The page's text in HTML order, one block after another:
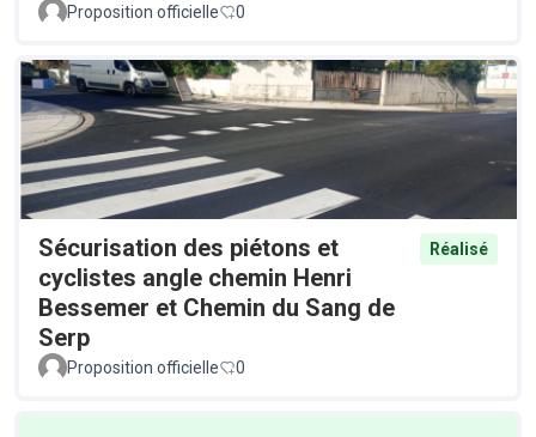
Proposition officielle 0
Sécurisation des piétons et
cyclistes angle chemin Henri
Bessemer et Chemin du Sang de
Serp
Réalisé
Proposition officielle 0